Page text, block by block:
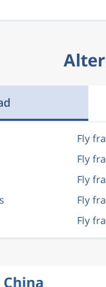
Fly
Fly
Fly
Fly
Fly